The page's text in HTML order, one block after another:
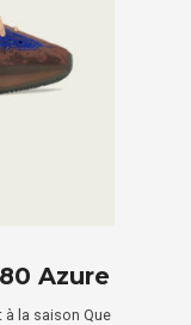
Azure
à la saison Que